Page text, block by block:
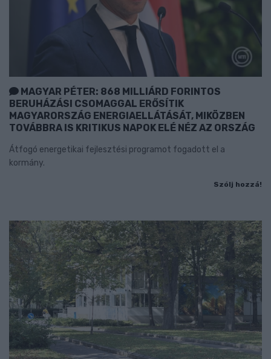
MAGYAR PÉTER: 868 MILLIÁRD FORINTOS
BERUHÁZÁSI CSOMAGGAL ERŐSÍTIK
MAGYARORSZÁG ENERGIAELLÁTÁSÁT, MIKÖZBEN
TOVÁBBRA IS KRITIKUS NAPOK ELÉ NÉZ AZ ORSZÁG
Átfogó energetikai fejlesztési programot fogadott el a
kormány.
Szólj hozzá!